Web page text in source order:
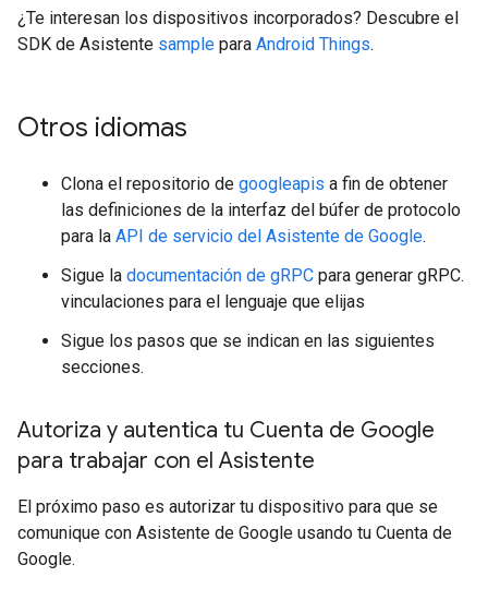
¿Te interesan los dispositivos incorporados? Descubre el
SDK de Asistente sample para Android Things.
Otros idiomas
Clona el repositorio de googleapis a fin de obtener
las definiciones de la interfaz del búfer de protocolo
para la API de servicio del Asistente de Google.
Sigue la documentación de gRPC para generar gRPC.
vinculaciones para el lenguaje que elijas
Sigue los pasos que se indican en las siguientes
secciones.
Autoriza y autentica tu Cuenta de Google
para trabajar con el Asistente
El próximo paso es autorizar tu dispositivo para que se
comunique con Asistente de Google usando tu Cuenta de
Google.